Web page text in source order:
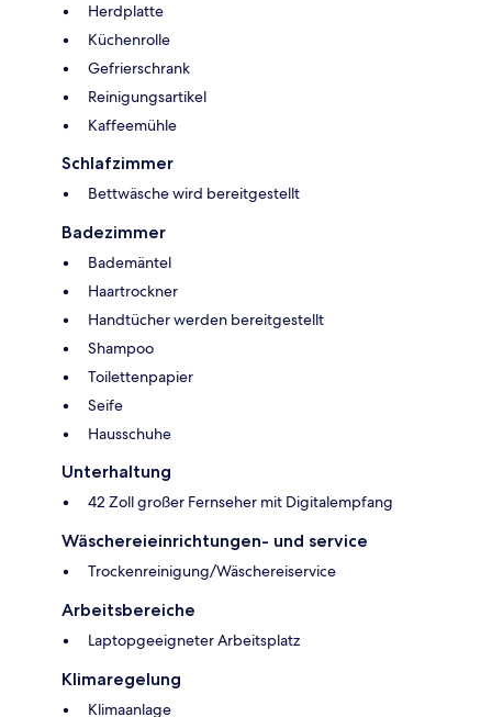
Herdplatte
Küchenrolle
Gefrierschrank
Reinigungsartikel
Kaffeemühle
Schlafzimmer
Bettwäsche wird bereitgestellt
Badezimmer
Bademäntel
Haartrockner
Handtücher werden bereitgestellt
Shampoo
Toilettenpapier
Seife
Hausschuhe
Unterhaltung
42 Zoll großer Fernseher mit Digitalempfang
Wäschereieinrichtungen- und service
Trockenreinigung/Wäschereiservice
Arbeitsbereiche
Laptopgeeigneter Arbeitsplatz
Klimaregelung
Klimaanlage